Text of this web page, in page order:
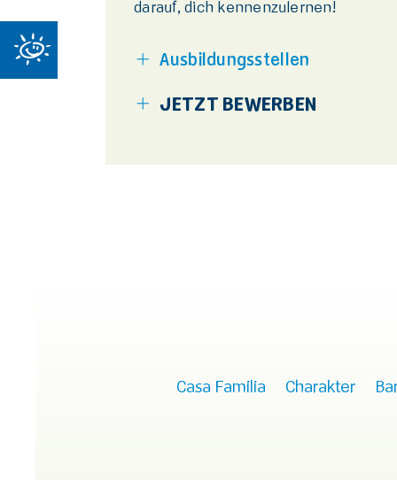
darauf, dich kennenzulernen!
Ausbildungsstellen
JETZT BEWERBEN
Casa Familia Charakter